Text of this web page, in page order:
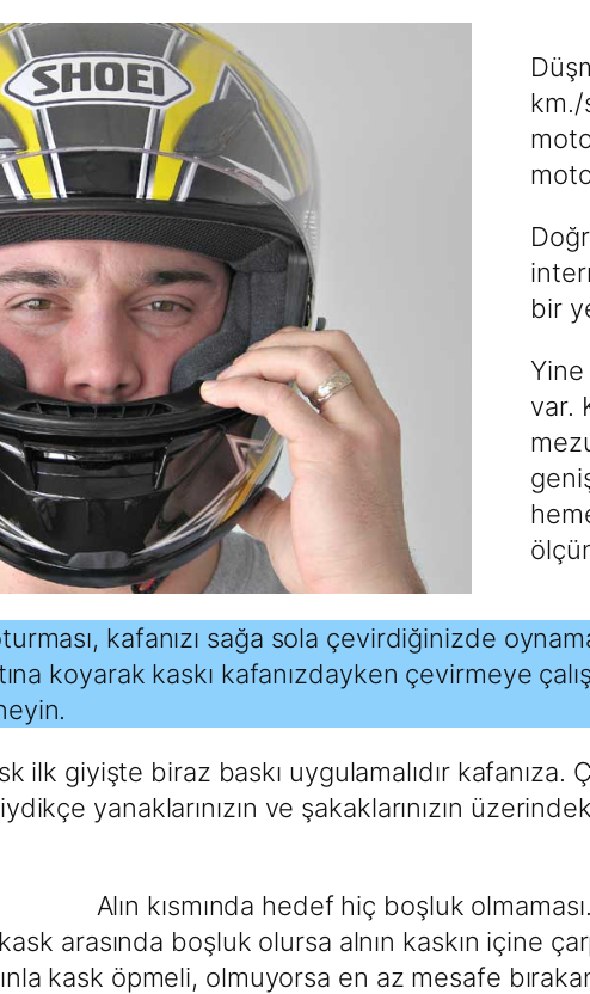
km./
bir
var.
kafanızı sağa sola çevirdiğinizde
koyarak kaskı kafanızdayken çevirmeye
ilk giyişte biraz baskı uygulamalıdır
yanaklarınızın ve şakaklarınızın
Alın kısmında hedef hiç boşluk olmaması.
arasında boşluk olursa alnın kaskın içine
kask öpmeli, olmuyorsa en az mesafe